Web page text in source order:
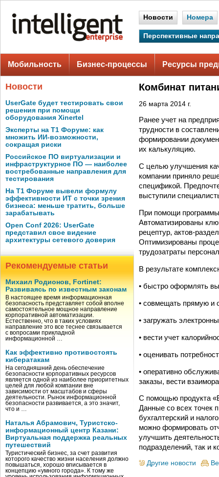
Новости Номера
Перспективные
Мобильность Бизнес-процессы Ресурсы
Новости
UserGate будет тестировать свои
решения при помощи
оборудования Xinertel
Эксперты на Т1 Форуме: как
множить ИИ-возможности,
сокращая риски
Российское ПО виртуализации и
инфраструктурное ПО — наиболее
востребованные направления для
тестирования
На Т1 Форуме вывели формулу
эффективности ИТ с точки зрения
бизнеса: меньше тратить, больше
зарабатывать
Open Conf 2026: UserGate
представил свое видение
архитектуры сетевого доверия
Рекомендуемые статьи
Михаил Родионов, Fortinet:
Развиваясь по известным законам
В настоящее время информационная
безопасность представляет собой вполне
самостоятельное мощное направление
корпоративной автоматизации.
Естественно, что в таких условиях
направление это все теснее связывается
с вопросами прикладной
информационной …
Как эффективно противостоять
кибератакам
На сегодняшний день обеспечение
безопасности корпоративных ресурсов
является одной из наиболее приоритетных
целей для любой компании вне
зависимости от масштабов и сферы
деятельности. Рынок информационной
безопасности развивается, а это значит,
что и …
Наталья Абрамович, Туристско-
информационный центр Казани:
Виртуальная поддержка реальных
путешествий
Туристический бизнес, за счет развития
которого качество жизни населения должно
повышаться, хорошо вписывается в
концепцию «умного города». К тому же
Комбинат
26 марта 2014 г.
Ранее учет на
трудности в
формировании
их калькуляцию.
С целью улучшения
компании приняло
спецификой.
выступили
При помощи
Автоматизированы
рецептур, актов-
Оптимизированы
трудозатраты
В результате
• быстро оформлять
• совмещать прямую и
• загружать
• вести учет
• оценивать
• оперативно
заказы, вести
С помощью продукта
Данные со всех точек
бухгалтерский и
можно формировать
улучшить
подразделений, так и
Другие новости